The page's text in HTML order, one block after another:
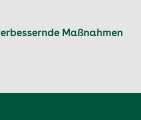
Maßnahmen